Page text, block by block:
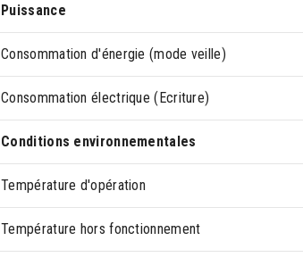
Puissance
Consommation d'énergie (mode veille)
Consommation électrique (Ecriture)
Conditions environnementales
Température d'opération
Température hors fonctionnement